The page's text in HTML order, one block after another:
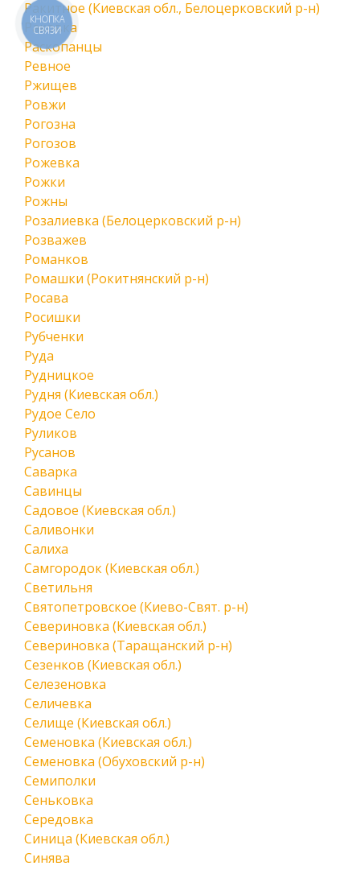
Ракитное (Киевская обл., Белоцерковский р-н)
Раковка
Раскопанцы
Ревное
Ржищев
Ровжи
Рогозна
Рогозов
Рожевка
Рожки
Рожны
Розалиевка (Белоцерковский р-н)
Розважев
Романков
Ромашки (Рокитнянский р-н)
Росава
Росишки
Рубченки
Руда
Рудницкое
Рудня (Киевская обл.)
Рудое Село
Руликов
Русанов
Саварка
Савинцы
Садовое (Киевская обл.)
Саливонки
Салиха
Самгородок (Киевская обл.)
Светильня
Святопетровское (Киево-Свят. р-н)
Севериновка (Киевская обл.)
Севериновка (Таращанский р-н)
Сезенков (Киевская обл.)
Селезеновка
Селичевка
Селище (Киевская обл.)
Семеновка (Киевская обл.)
Семеновка (Обуховский р-н)
Семиполки
Сеньковка
Середовка
Синица (Киевская обл.)
Синява
КНОПКА
СВЯЗИ